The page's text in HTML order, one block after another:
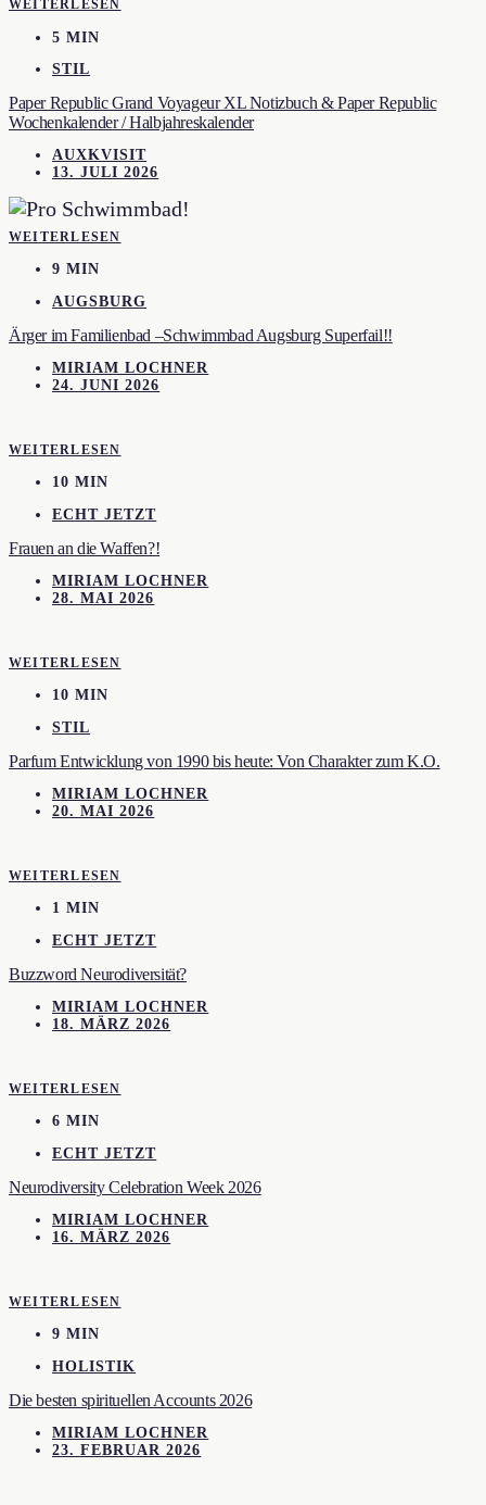
WEITERLESEN
5 MIN
STIL
Paper Republic Grand Voyageur XL Notizbuch & Paper Republic
Wochenkalender / Halbjahreskalender
AUXKVISIT
13. JULI 2026
WEITERLESEN
9 MIN
AUGSBURG
Ärger im Familienbad –Schwimmbad Augsburg Superfail!!
MIRIAM LOCHNER
24. JUNI 2026
WEITERLESEN
10 MIN
ECHT JETZT
Frauen an die Waffen?!
MIRIAM LOCHNER
28. MAI 2026
WEITERLESEN
10 MIN
STIL
Parfum Entwicklung von 1990 bis heute: Von Charakter zum K.O.
MIRIAM LOCHNER
20. MAI 2026
WEITERLESEN
1 MIN
ECHT JETZT
Buzzword Neurodiversität?
MIRIAM LOCHNER
18. MÄRZ 2026
WEITERLESEN
6 MIN
ECHT JETZT
Neurodiversity Celebration Week 2026
MIRIAM LOCHNER
16. MÄRZ 2026
WEITERLESEN
9 MIN
HOLISTIK
Die besten spirituellen Accounts 2026
MIRIAM LOCHNER
23. FEBRUAR 2026